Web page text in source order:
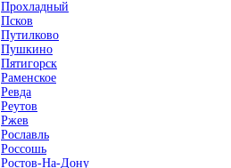
Прохладный
Псков
Путилково
Пушкино
Пятигорск
Раменское
Ревда
Реутов
Ржев
Рославль
Россошь
Ростов-На-Дону